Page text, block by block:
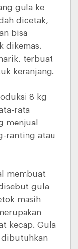
gula ke
dicetak,
bisa
dikemas.
terbuat
keranjang.
8 kg
rata
menjual
ranting atau
membuat
gula
masih
kecap. Gula
dibutuhkan